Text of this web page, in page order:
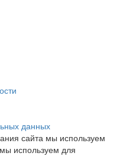
данных
сайта мы используем
используем для